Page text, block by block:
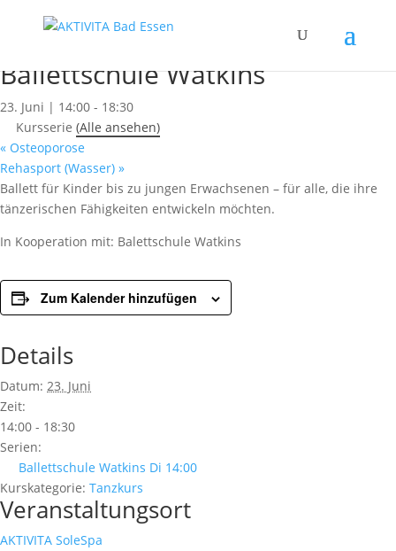
« Alle Kurse
Ballettschule Watkins
23. Juni | 14:00 - 18:30
Kursserie (Alle ansehen)
« Osteoporose
Rehasport (Wasser) »
Ballett für Kinder bis zu jungen Erwachsenen – für alle, die ihre
tänzerischen Fähigkeiten entwickeln möchten.
In Kooperation mit: Balettschule Watkins
Zum Kalender hinzufügen
Details
Datum: 23. Juni
Zeit:
14:00 - 18:30
Serien:
Ballettschule Watkins Di 14:00
Kurskategorie: Tanzkurs
Veranstaltungsort
AKTIVITA SoleSpa